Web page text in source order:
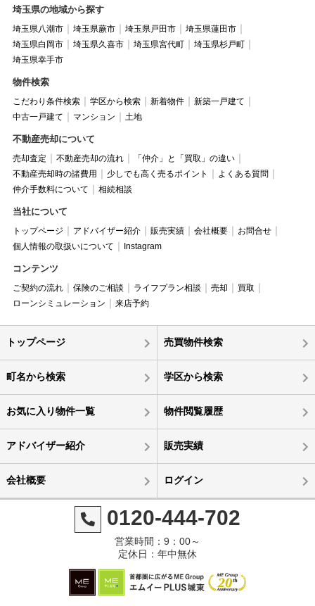
埼玉県の地域から探す
埼玉県八潮市 埼玉県蕨市 埼玉県戸田市
埼玉県蓮田市
埼玉県白岡市
埼玉県久喜市 埼玉県宮代町
埼玉県杉戸町
埼玉県幸手市
物件検索
こだわり条件検索 学区から検索 新着物件
新築一戸建て
中古一戸建て
マンション 土地
不動産売却について
売却査定 不動産売却の流れ
「仲介」と「買取」の違い
不動産売却時の諸費用
少しでも高く売るポイント
よくある質問
仲介手数料について
相続相談
当社について
トップページ アドバイザー紹介 販売実績 会社概要
お問合せ
個人情報の取扱いについて
Instagram
コンテンツ
ご契約の流れ 保険のご相談 ライフプラン相談 売却
買取
ローンシミュレーション
来店予約
トップページ 売買物件検索
町名から検索 学区から検索
お気に入り物件一覧 物件閲覧履歴
アドバイザー紹介 販売実績
会社概要 ログイン
0120-444-702
営業時間：9：00～
定休日：年中無休